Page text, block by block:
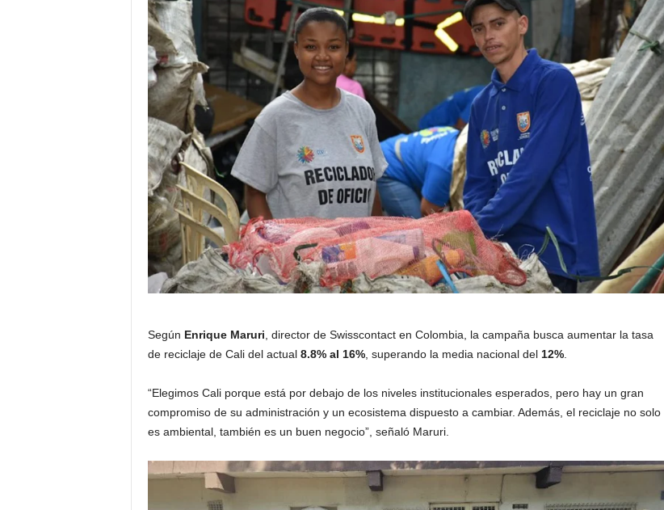
Según Enrique Maruri , director de Swisscontact en Colombia, la campaña busca aumentar la tasa
de reciclaje de Cali del actual 8.8% al 16%, superando la media nacional del 12%.
“Elegimos Cali porque está por debajo de los niveles institucionales esperados, pero hay un gran
compromiso de su administración y un ecosistema dispuesto a cambiar. Además, el reciclaje no solo
es ambiental, también es un buen negocio”, señaló Maruri.